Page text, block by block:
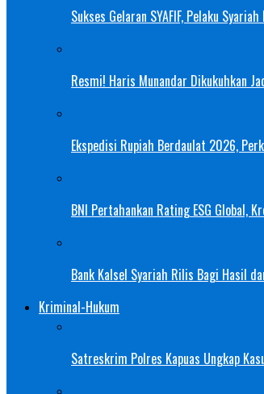
Sukses Gelaran SYAFIF, Pelaku
Resmi! Haris Munandar Dikukuhkan
Ekspedisi Rupiah Berdaulat 2026,
BNI Pertahankan Rating ESG Global,
Bank Kalsel Syariah Rilis Bagi Hasil
Kriminal-Hukum
Satreskrim Polres Kapuas Ungkap